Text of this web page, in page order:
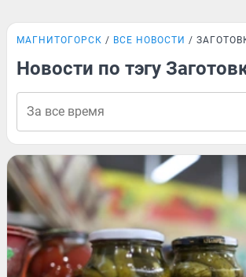
МАГНИТОГОРСК ВСЕ НОВОСТИ
Новости по тэгу